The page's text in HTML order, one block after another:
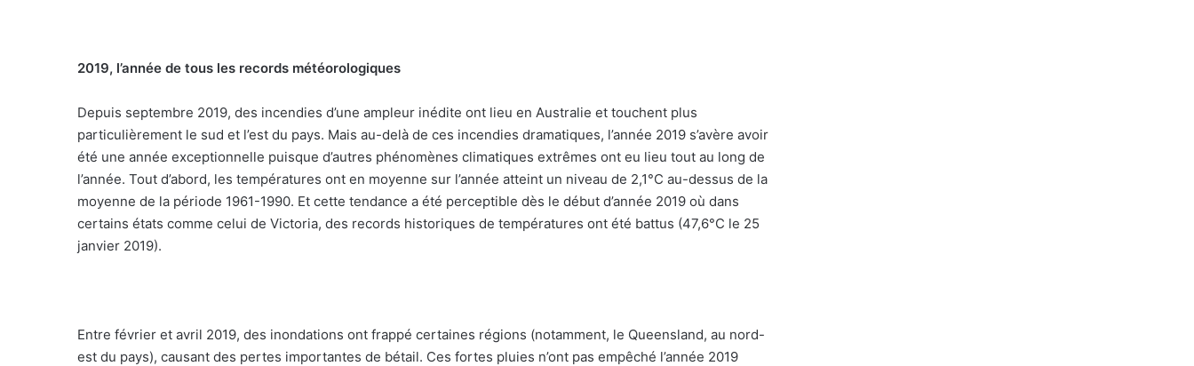
2019, l’année de tous les records météorologiques
Depuis septembre 2019, des incendies d’une ampleur inédite ont lieu en Australie et touchent plus
particulièrement le sud et l’est du pays. Mais au-delà de ces incendies dramatiques, l’année 2019 s’avère avoir
été une année exceptionnelle puisque d’autres phénomènes climatiques extrêmes ont eu lieu tout au long de
l’année. Tout d’abord, les températures ont en moyenne sur l’année atteint un niveau de 2,1°C au-dessus de la
moyenne de la période 1961-1990. Et cette tendance a été perceptible dès le début d’année 2019 où dans
certains états comme celui de Victoria, des records historiques de températures ont été battus (47,6°C le 25
janvier 2019).
Entre février et avril 2019, des inondations ont frappé certaines régions (notamment, le Queensland, au nord-
est du pays), causant des pertes importantes de bétail. Ces fortes pluies n’ont pas empêché l’année 2019